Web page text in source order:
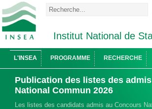
Institut National de
L'INSEA PROGRAMME RECHERCHE
Publication des listes des
National Commun 2026
Les listes des candidats admis au Concours